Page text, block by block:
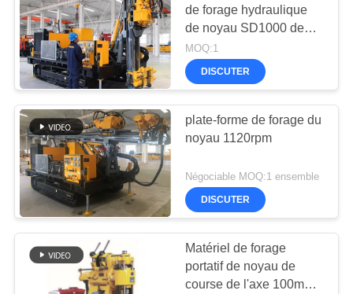
de forage hydraulique
de noyau SD1000 de
chenille
MOQ:1
DISCUTER
plate-forme de forage du
noyau 1120rpm
Négociable MOQ:1 ensemble
DISCUTER
Matériel de forage
portatif de noyau de
course de l'axe 100m